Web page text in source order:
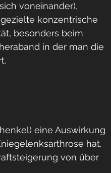
voneinander),
konzentrische
besonders beim
in der man die
eine Auswirkung
hat.
von über